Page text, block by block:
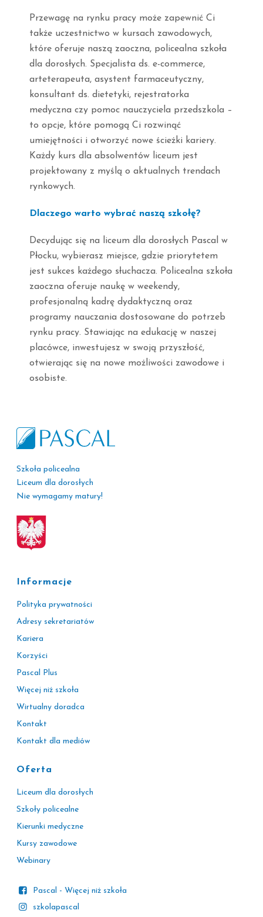
Przewagę na rynku pracy może zapewnić Ci
także uczestnictwo w kursach zawodowych,
które oferuje naszą zaoczna, policealna szkoła
dla dorosłych. Specjalista ds. e-commerce,
arteterapeuta, asystent farmaceutyczny,
konsultant ds. dietetyki, rejestratorka
medyczna czy pomoc nauczyciela przedszkola –
to opcje, które pomogą Ci rozwinąć
umiejętności i otworzyć nowe ścieżki kariery.
Każdy kurs dla absolwentów liceum jest
projektowany z myślą o aktualnych trendach
rynkowych.
Dlaczego warto wybrać naszą szkołę?
Decydując się na liceum dla dorosłych Pascal w
Płocku, wybierasz miejsce, gdzie priorytetem
jest sukces każdego słuchacza. Policealna szkoła
zaoczna oferuje naukę w weekendy,
profesjonalną kadrę dydaktyczną oraz
programy nauczania dostosowane do potrzeb
rynku pracy. Stawiając na edukację w naszej
placówce, inwestujesz w swoją przyszłość,
otwierając się na nowe możliwości zawodowe i
osobiste.
Szkoła policealna
Liceum dla dorosłych
Nie wymagamy matury!
Informacje
Polityka prywatności
Adresy sekretariatów
Kariera
Korzyści
Pascal Plus
Więcej niż szkoła
Wirtualny doradca
Kontakt
Kontakt dla mediów
Oferta
Liceum dla dorosłych
Szkoły policealne
Kierunki medyczne
Kursy zawodowe
Webinary
Pascal - Więcej niż szkoła
szkolapascal